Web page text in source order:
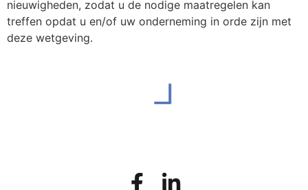
nieuwigheden, zodat u de nodige maatregelen kan
treffen opdat u en/of uw onderneming in orde zijn met
deze wetgeving.